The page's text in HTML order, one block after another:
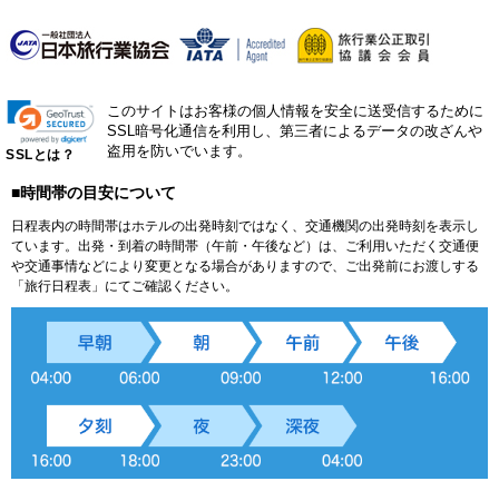
SSLとは？
このサイトはお客様の個人情報を安全に送受信するために
SSL暗号化通信を利用し、第三者によるデータの改ざんや
盗用を防いでいます。
■時間帯の目安について
日程表内の時間帯はホテルの出発時刻ではなく、交通機関の出発時刻を表示し
ています。出発・到着の時間帯（午前・午後など）は、ご利用いただく交通便
や交通事情などにより変更となる場合がありますので、ご出発前にお渡しする
「旅行日程表」にてご確認ください。